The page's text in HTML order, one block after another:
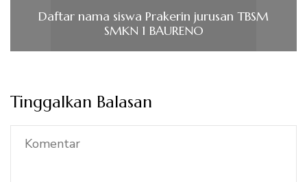
Daftar nama siswa Prakerin jurusan TBSM
SMKN 1 BAURENO
Tinggalkan Balasan